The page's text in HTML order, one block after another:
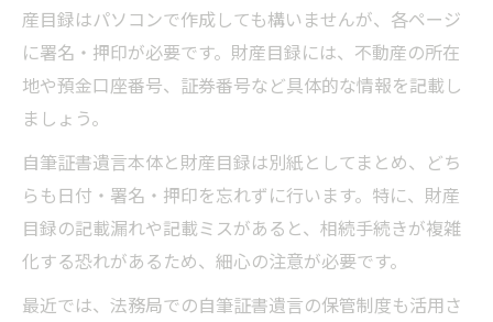
産目録はパソコンで作成しても構いませんが、各ページ
に署名・押印が必要です。財産目録には、不動産の所在
地や預金口座番号、証券番号など具体的な情報を記載し
ましょう。
自筆証書遺言本体と財産目録は別紙としてまとめ、どち
らも日付・署名・押印を忘れずに行います。特に、財産
目録の記載漏れや記載ミスがあると、相続手続きが複雑
化する恐れがあるため、細心の注意が必要です。
最近では、法務局での自筆証書遺言の保管制度も活用さ